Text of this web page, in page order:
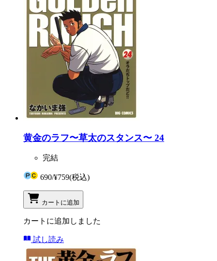
黄金のラフ〜草太のスタンス〜 24
完結
690/¥759(税込)
カートに追加
カートに追加しました
試し読み